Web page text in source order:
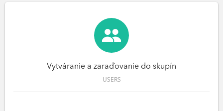
Vytváranie a zaraďovanie do skupín
USERS